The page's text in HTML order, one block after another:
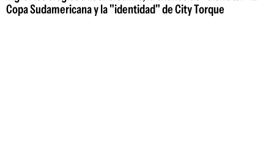
Copa Sudamericana y la "identidad" de City Torque